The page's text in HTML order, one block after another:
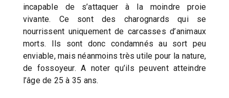
incapable de s’attaquer à la moindre proie
vivante. Ce sont des charognards qui se
nourrissent uniquement de carcasses d’animaux
morts. Ils sont donc condamnés au sort peu
enviable, mais néanmoins très utile pour la nature,
de fossoyeur. A noter qu’ils peuvent atteindre
l’âge de 25 à 35 ans.